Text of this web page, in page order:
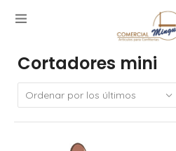
Cortadores mini